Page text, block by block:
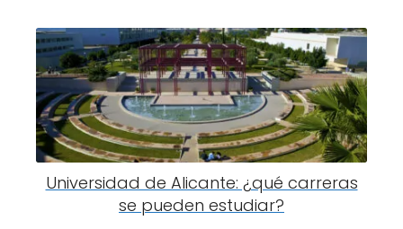
Universidad de Alicante: ¿qué carreras
se pueden estudiar?